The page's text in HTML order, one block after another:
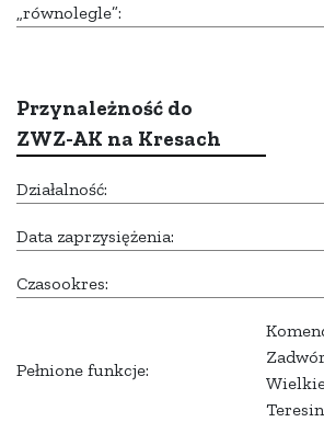
„równolegle”:
Przynależność do
ZWZ-AK na Kresach
Działalność:
Data zaprzysiężenia:
Czasookres:
Pełnione funkcje: